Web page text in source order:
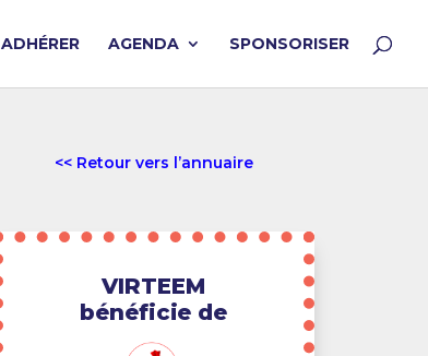
ADHÉRER AGENDA SPONSORISER
<< Retour vers l’annuaire
VIRTEEM
bénéficie de